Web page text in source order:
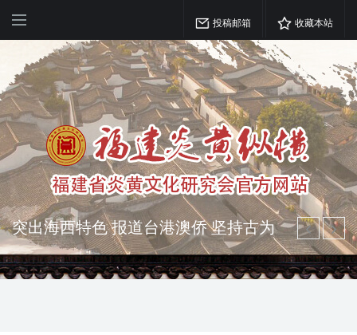
投稿邮箱 收藏本站
突出海西特色 报道台港澳侨 坚持古为
今用 力求雅俗共赏
弘扬优秀文化 振奋民族精神 介绍民族
瑰宝 宣传中华精英